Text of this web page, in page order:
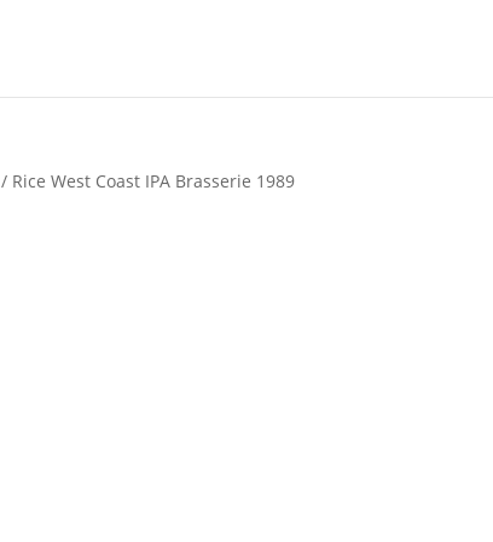
/ Rice West Coast IPA Brasserie 1989